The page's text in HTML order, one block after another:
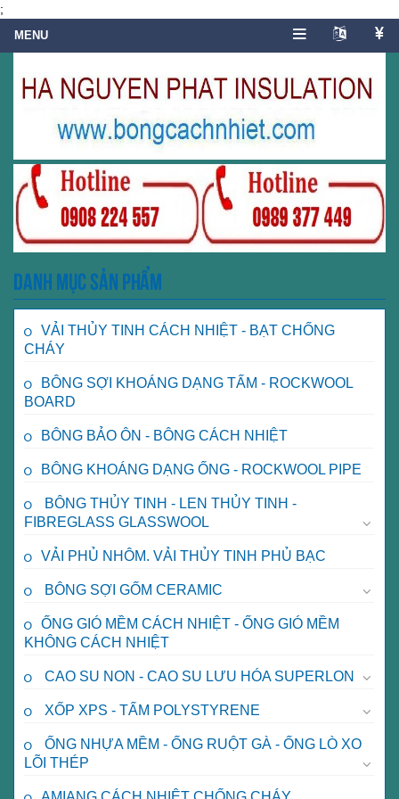
;
Danh mục sản phẩm
VẢI THỦY TINH CÁCH NHIỆT - BẠT CHỐNG
CHÁY
BÔNG SỢI KHOÁNG DẠNG TẤM - ROCKWOOL
BOARD
BÔNG BẢO ÔN - BÔNG CÁCH NHIỆT
BÔNG KHOÁNG DẠNG ỐNG - ROCKWOOL PIPE
BÔNG THỦY TINH - LEN THỦY TINH -
FIBREGLASS GLASSWOOL
VẢI PHỦ NHÔM. VẢI THỦY TINH PHỦ BẠC
BÔNG SỢI GỐM CERAMIC
ỐNG GIÓ MỀM CÁCH NHIỆT - ỐNG GIÓ MỀM
KHÔNG CÁCH NHIỆT
CAO SU NON - CAO SU LƯU HÓA SUPERLON
XỐP XPS - TẤM POLYSTYRENE
ỐNG NHỰA MỀM - ỐNG RUỘT GÀ - ỐNG LÒ XO
LÕI THÉP